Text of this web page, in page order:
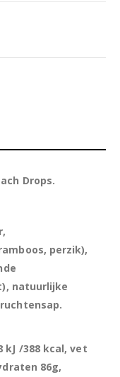
Drops.
perzik),
natuurlijke
kJ /388 kcal, vet
86g,